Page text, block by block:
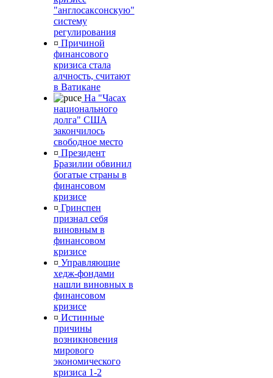
"англосаксонскую"
систему
регулирования
¤ Причиной
финансового
кризиса стала
алчность, считают
в Ватикане
На "Часах
национального
долга" США
закончилось
свободное место
¤ Президент
Бразилии обвинил
богатые страны в
финансовом
кризисе
¤ Гринспен
признал себя
виновным в
финансовом
кризисе
¤ Управляющие
хедж-фондами
нашли виновных в
финансовом
кризисе
¤ Истинные
причины
возникновения
мирового
экономического
кризиса 1-2